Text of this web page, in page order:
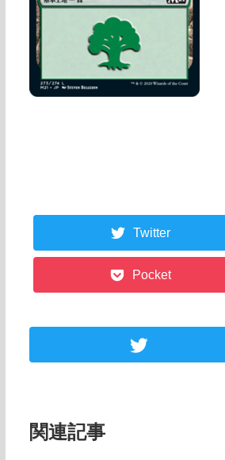
Twitter
Pocket
関連記事